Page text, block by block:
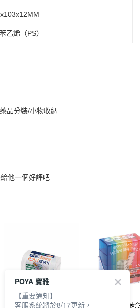
乙烯（PS）
藥品分裝/小物收納
他一個好評吧
YAMADA收納式藥盒-1 YAMADA攜帶藥
POYA 寶雅
【重要通知】
客服系統將於8/17更新，